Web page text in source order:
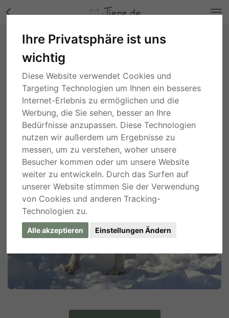
Ihre Privatsphäre ist uns
wichtig
Diese Website verwendet Cookies und
Targeting Technologien um Ihnen ein besseres
Internet-Erlebnis zu ermöglichen und die
Werbung, die Sie sehen, besser an Ihre
Bedürfnisse anzupassen. Diese Technologien
nutzen wir außerdem um Ergebnisse zu
messen, um zu verstehen, woher unsere
Besucher kommen oder um unsere Website
weiter zu entwickeln. Durch das Surfen auf
unserer Website stimmen Sie der Verwendung
von Cookies und anderen Tracking-
Technologien zu.
Alle akzeptieren Einstellungen Ändern
Blanco, unbekannt - Rüde Bilder
Bayern, vor 4 Jahren